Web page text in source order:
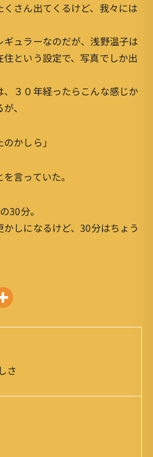
さん出てくるけど、我々には
ュラーなのだが、浅野温子は
という設定で、写真でしか出
３０年経ったらこんな感じか
、
かしら」
言っていた。
30分。
しになるけど、30分はちょう
さ